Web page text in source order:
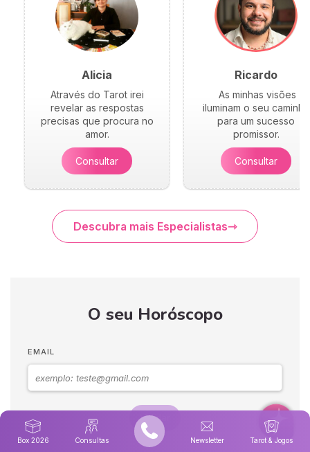
Alicia
Através do Tarot irei
revelar as respostas
precisas que procura no
amor.
Consultar
Ricardo
As minhas visões
iluminam o seu caminho
para um sucesso
promissor.
Consultar
Descubra mais Especialistas
O seu Horóscopo
EMAIL
Validar
Box 2026 Consultas Newsletter Tarot & Jogos